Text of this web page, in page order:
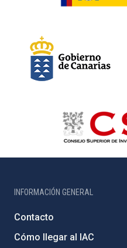
INFORMACIÓN GENERAL
Contacto
Cómo llegar al IAC